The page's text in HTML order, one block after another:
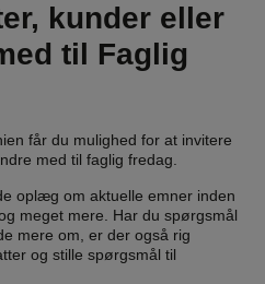
kunder eller
til Faglig
får du mulighed for at invitere
med til faglig fredag.
oplæg om aktuelle emner inden
meget mere. Har du spørgsmål
mere om, er der også rig
og stille spørgsmål til